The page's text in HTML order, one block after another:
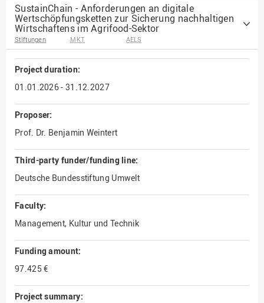
SustainChain - Anforderungen an digitale
Wertschöpfungsketten zur Sicherung nachhaltigen
Wirtschaftens im Agrifood-Sektor
Stiftungen MKT AELS
Project duration:
01.01.2026 - 31.12.2027
Proposer:
Prof. Dr. Benjamin Weintert
Third-party funder/funding line:
Deutsche Bundesstiftung Umwelt
Faculty:
Management, Kultur und Technik
Funding amount:
97.425 €
Project summary: